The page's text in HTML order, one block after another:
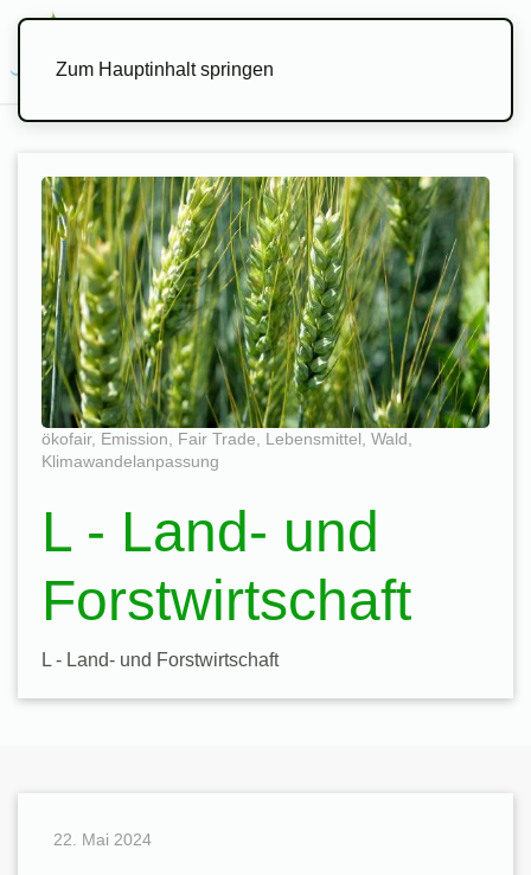
Zum Hauptinhalt springen
ökofair, Emission, Fair Trade, Lebensmittel, Wald,
Klimawandelanpassung
L - Land- und
Forstwirtschaft
L - Land- und Forstwirtschaft
22. Mai 2024